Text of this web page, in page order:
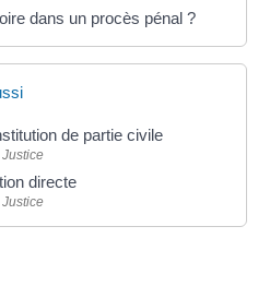
dans un procès pénal ?
de partie civile
Justice
directe
Justice